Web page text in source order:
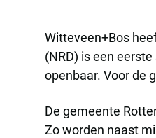
Witteveen+Bos
(NRD) is een
openbaar. Voor de
De gemeente
Zo worden naast